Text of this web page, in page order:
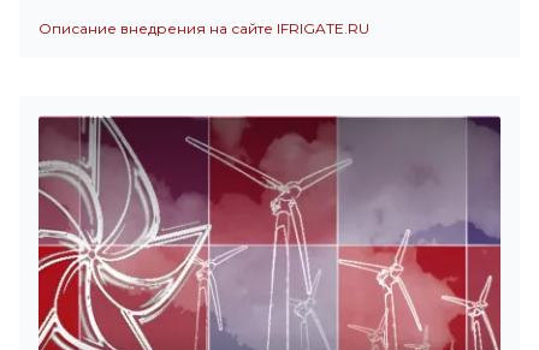
Описание внедрения на сайте IFRIGATE.RU